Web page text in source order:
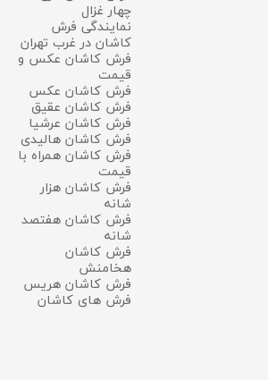
چهار غزال
نمایندگی فرش
کاشان در غرب تهران
فرش کاشان عکس و
قیمت
فرش کاشان عکس
فرش کاشان عقیق
فرش کاشان عرشیا
فرش کاشان هالیدی
فرش کاشان همراه با
قیمت
فرش کاشان هزار
شانه
فرش کاشان هفتصد
شانه
فرش کاشان
هخامنش
فرش کاشان هریس
فرش های کاشان